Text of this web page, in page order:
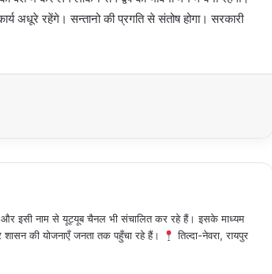
अधूरे रहेंगे। सन्तानो की प्रगति से संतोष होगा। सरकारी
इसी नाम से यूट्यूब चैनल भी संचालित कर रहे हैं। इसके माध्यम
की योजनाएँ जनता तक पहुँचा रहे हैं।
तिल्दा-नेवरा, रायपुर